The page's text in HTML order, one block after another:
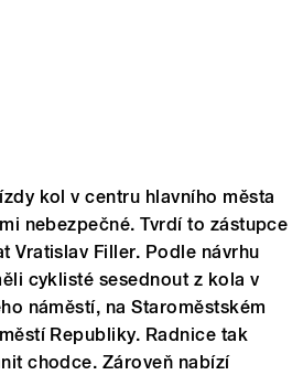
kol v centru hlavního města
nebezpečné. Tvrdí to zástupce
Vratislav Filler. Podle návrhu
cyklisté sesednout z kola v
náměstí, na Staroměstském
Republiky. Radnice tak
chodce. Zároveň nabízí